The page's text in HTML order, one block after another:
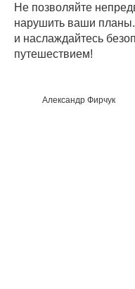
Не позволяйте
нарушить ваши
и наслаждайтесь
путешествием!
Александр Фирчук